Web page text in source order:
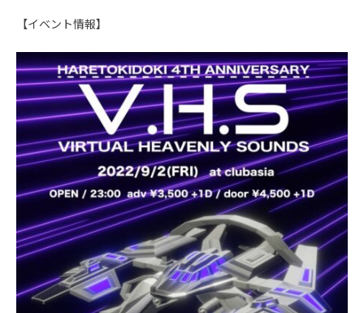
【イベント情報】